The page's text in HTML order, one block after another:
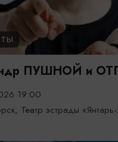
ПУШНОЙ и
19:00
Театр эстрады